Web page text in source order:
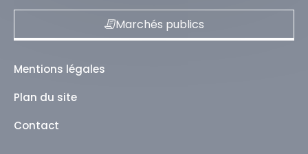
Marchés publics
Mentions légales
Plan du site
Contact